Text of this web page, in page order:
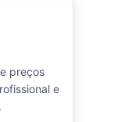
preços
e